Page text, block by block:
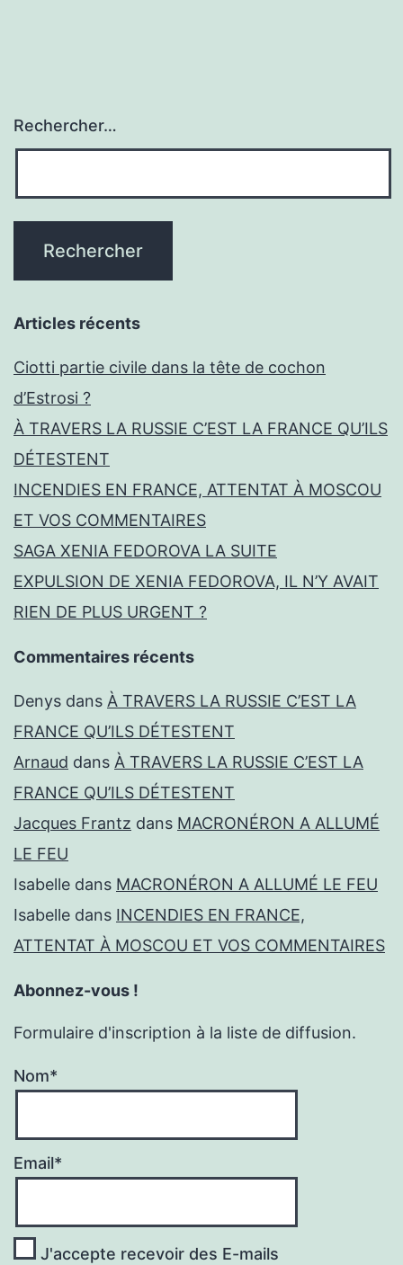
Rechercher…
Articles récents
Ciotti partie civile dans la tête de cochon
d’Estrosi ?
À TRAVERS LA RUSSIE C’EST LA FRANCE QU’ILS
DÉTESTENT
INCENDIES EN FRANCE, ATTENTAT À MOSCOU
ET VOS COMMENTAIRES
SAGA XENIA FEDOROVA LA SUITE
EXPULSION DE XENIA FEDOROVA, IL N’Y AVAIT
RIEN DE PLUS URGENT ?
Commentaires récents
Denys dans À TRAVERS LA RUSSIE C’EST LA
FRANCE QU’ILS DÉTESTENT
Arnaud dans À TRAVERS LA RUSSIE C’EST LA
FRANCE QU’ILS DÉTESTENT
Jacques Frantz dans MACRONÉRON A ALLUMÉ
LE FEU
Isabelle dans MACRONÉRON A ALLUMÉ LE FEU
Isabelle dans INCENDIES EN FRANCE,
ATTENTAT À MOSCOU ET VOS COMMENTAIRES
Abonnez-vous !
Formulaire d'inscription à la liste de diffusion.
Nom*
Email*
J'accepte recevoir des E-mails